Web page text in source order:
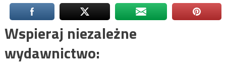
Wspieraj niezależne
wydawnictwo: